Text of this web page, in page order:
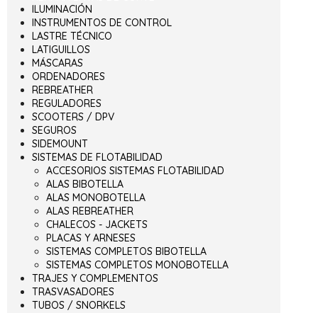
ILUMINACIÓN
INSTRUMENTOS DE CONTROL
LASTRE TÉCNICO
LATIGUILLOS
MÁSCARAS
ORDENADORES
REBREATHER
REGULADORES
SCOOTERS / DPV
SEGUROS
SIDEMOUNT
SISTEMAS DE FLOTABILIDAD
ACCESORIOS SISTEMAS FLOTABILIDAD
ALAS BIBOTELLA
ALAS MONOBOTELLA
ALAS REBREATHER
CHALECOS - JACKETS
PLACAS Y ARNESES
SISTEMAS COMPLETOS BIBOTELLA
SISTEMAS COMPLETOS MONOBOTELLA
TRAJES Y COMPLEMENTOS
TRASVASADORES
TUBOS / SNORKELS